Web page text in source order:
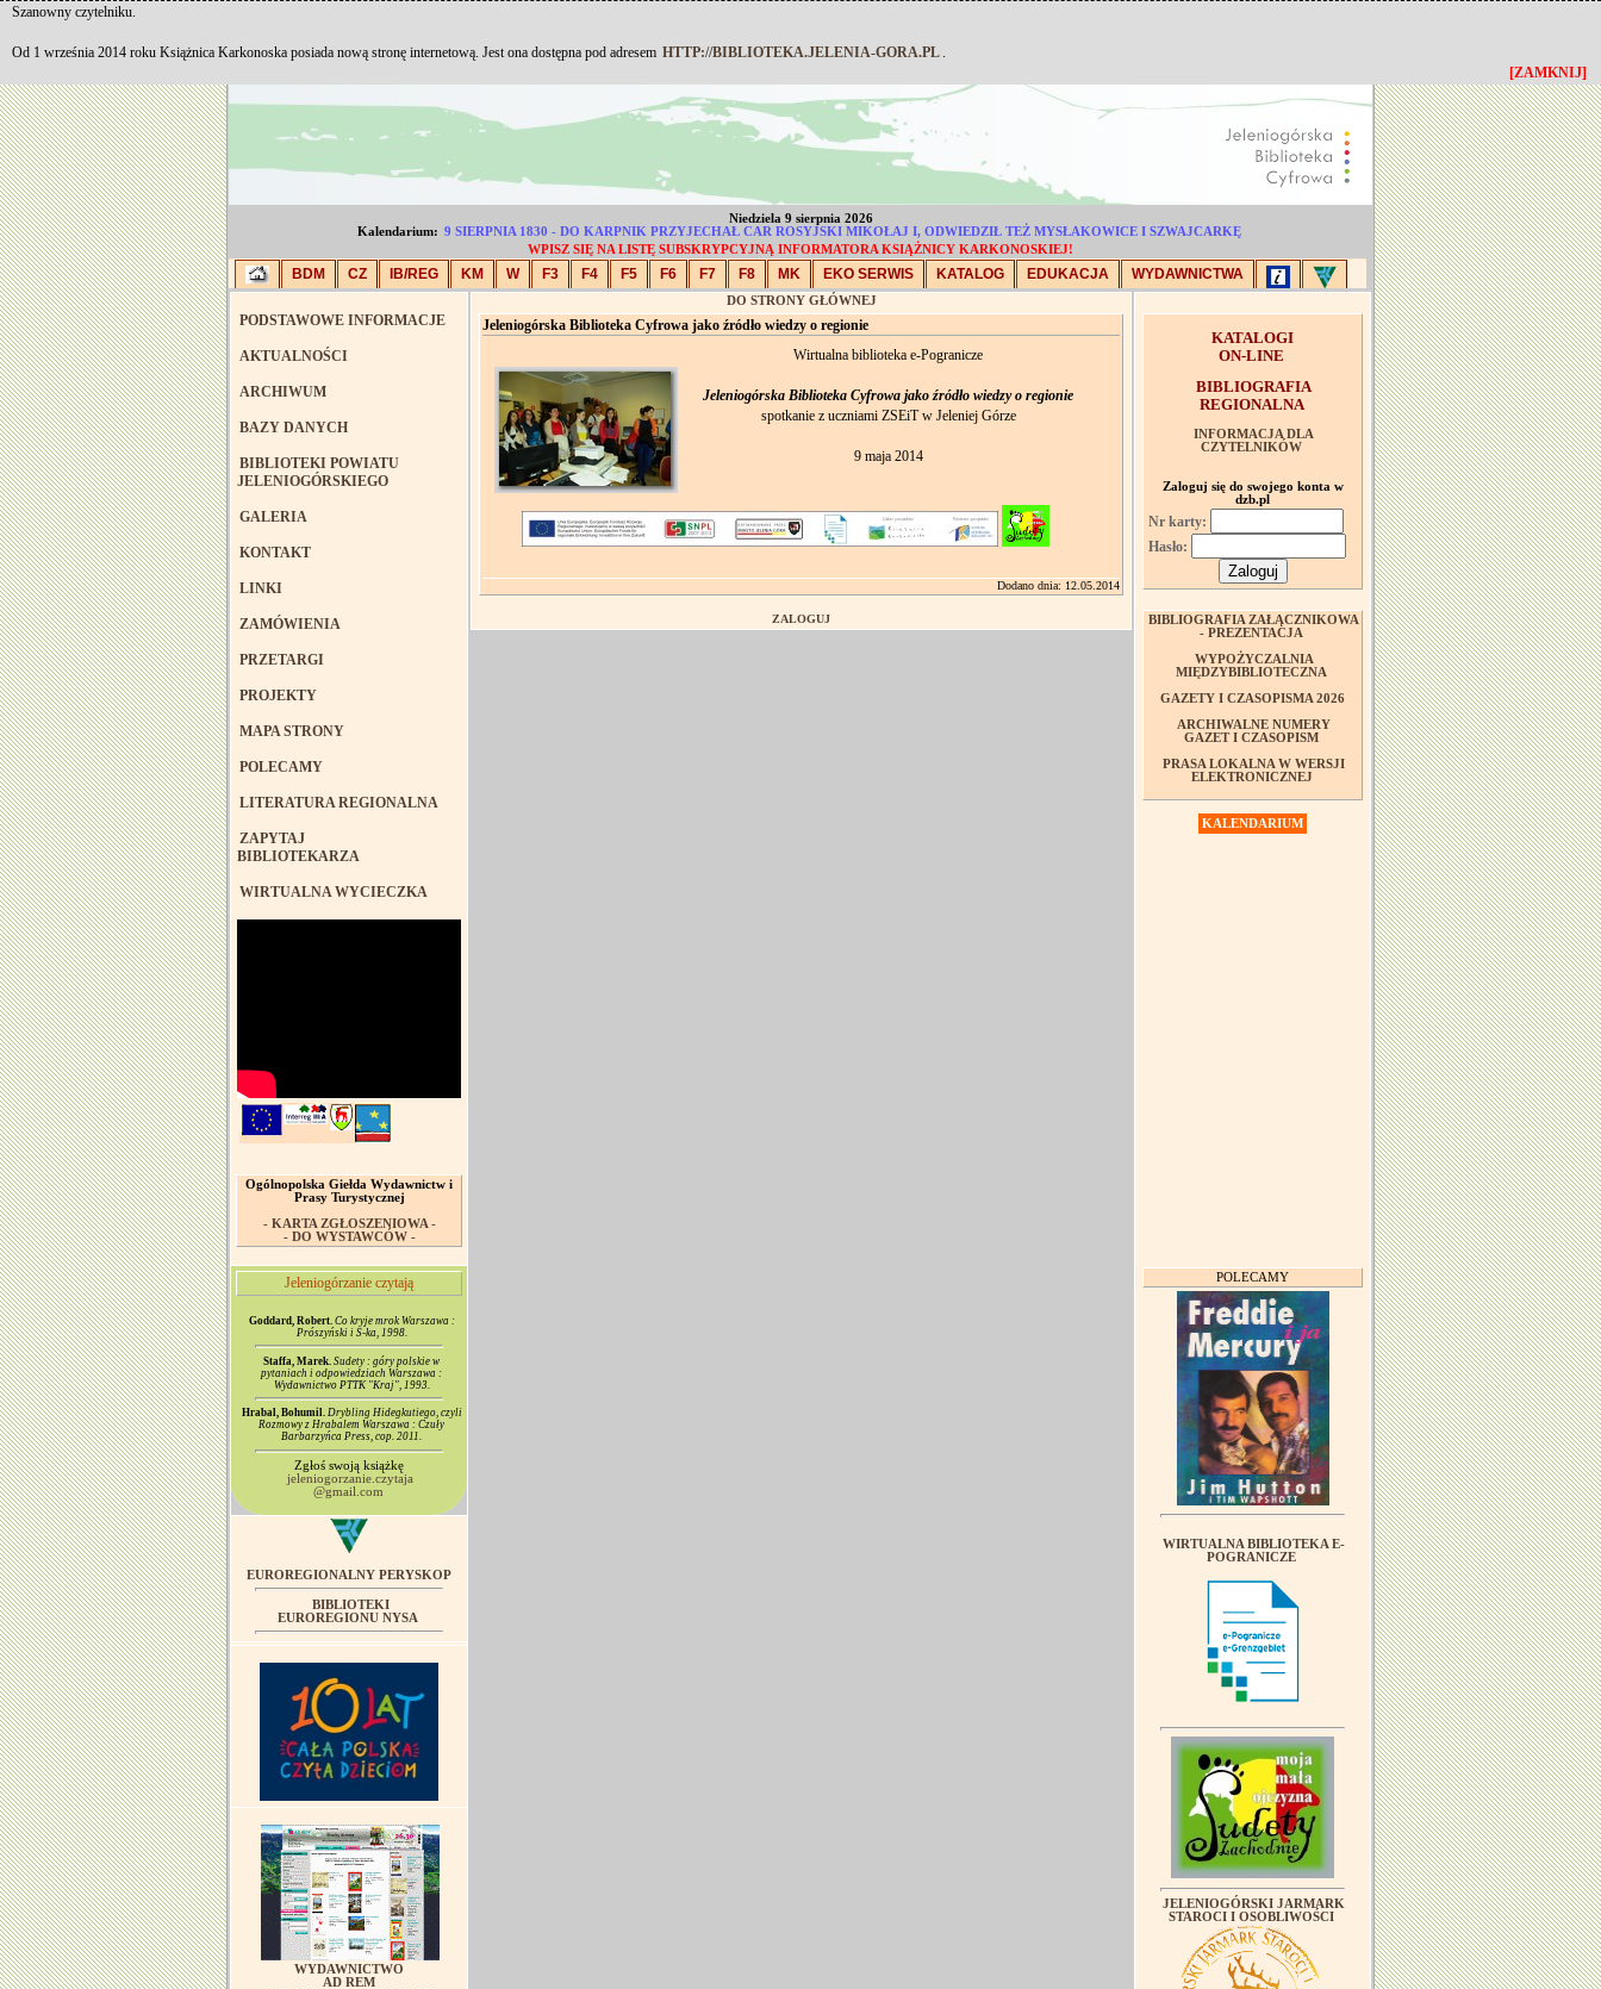
Niedziela 9 sierpnia 2026
Kalendarium: 9 SIERPNIA 1830 - DO KARPNIK PRZYJECHAŁ CAR ROSYJSKI MIKOŁAJ I, ODWIEDZIŁ TEŻ MYSŁAKOWICE I SZWAJCARKĘ
WPISZ SIĘ NA LISTĘ SUBSKRYPCYJNĄ INFORMATORA KSIĄŻNICY KARKONOSKIEJ!
BDM CZ IB/REG KM W F3 F4 F5 F6 F7 F8 MK EKO SERWIS KATALOG EDUKACJA WYDAWNICTWA
PODSTAWOWE INFORMACJE
AKTUALNOŚCI
ARCHIWUM
BAZY DANYCH
BIBLIOTEKI POWIATU
JELENIOGÓRSKIEGO
GALERIA
KONTAKT
LINKI
ZAMÓWIENIA
PRZETARGI
PROJEKTY
MAPA STRONY
POLECAMY
LITERATURA REGIONALNA
ZAPYTAJ
BIBLIOTEKARZA
WIRTUALNA WYCIECZKA
Ogólnopolska Giełda Wydawnictw i
Prasy Turystycznej
- KARTA ZGŁOSZENIOWA -
- DO WYSTAWCÓW -
Jeleniogórzanie czytają
Goddard, Robert. Co kryje mrok Warszawa :
Prószyński i S-ka, 1998.
Staffa, Marek. Sudety : góry polskie w
pytaniach i odpowiedziach Warszawa :
Wydawnictwo PTTK "Kraj", 1993.
Hrabal, Bohumil. Drybling Hidegkutiego, czyli
Rozmowy z Hrabalem Warszawa : Czuły
Barbarzyńca Press, cop. 2011.
Zgłoś swoją książkę
jeleniogorzanie.czytaja
@gmail.com
EUROREGIONALNY PERYSKOP
BIBLIOTEKI
EUROREGIONU NYSA
WYDAWNICTWO
AD REM
DO STRONY GŁÓWNEJ
Jeleniogórska Biblioteka Cyfrowa jako źródło wiedzy o regionie
Wirtualna biblioteka e-Pogranicze
Jeleniogórska Biblioteka Cyfrowa jako źródło wiedzy o regionie
spotkanie z uczniami ZSEiT w Jeleniej Górze
9 maja 2014
Dodano dnia: 12.05.2014
ZALOGUJ
KATALOGI
ON-LINE
BIBLIOGRAFIA
REGIONALNA
INFORMACJA DLA
CZYTELNIKÓW
Zaloguj się do swojego konta w
dzb.pl
Nr karty:
Hasło:
BIBLIOGRAFIA ZAŁĄCZNIKOWA
- PREZENTACJA
WYPOŻYCZALNIA
MIĘDZYBIBLIOTECZNA
GAZETY I CZASOPISMA 2026
ARCHIWALNE NUMERY
GAZET I CZASOPISM
PRASA LOKALNA W WERSJI
ELEKTRONICZNEJ
KALENDARIUM
POLECAMY
WIRTUALNA BIBLIOTEKA E-
POGRANICZE
JELENIOGÓRSKI JARMARK
STAROCI I OSOBLIWOŚCI
Szanowny czytelniku.
Od 1 września 2014 roku Książnica Karkonoska posiada nową stronę internetową. Jest ona dostępna pod adresem HTTP://BIBLIOTEKA.JELENIA-GORA.PL .
[ZAMKNIJ]